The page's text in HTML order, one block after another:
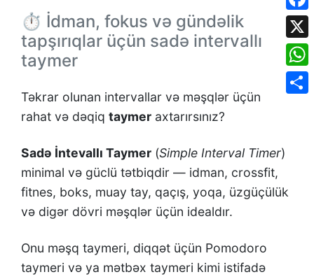
X
⏱️ İdman, fokus və gündəlik
tapşırıqlar üçün sadə intervallı
taymer
Təkrar olunan intervallar və məşqlər üçün
rahat və dəqiq taymer axtarırsınız?
Sadə İntevallı Taymer (Simple Interval Timer)
minimal və güclü tətbiqdir — idman, crossfit,
fitnes, boks, muay tay, qaçış, yoqa, üzgüçülük
və digər dövri məşqlər üçün idealdır.
Onu məşq taymeri, diqqət üçün Pomodoro
taymeri və ya mətbəx taymeri kimi istifadə